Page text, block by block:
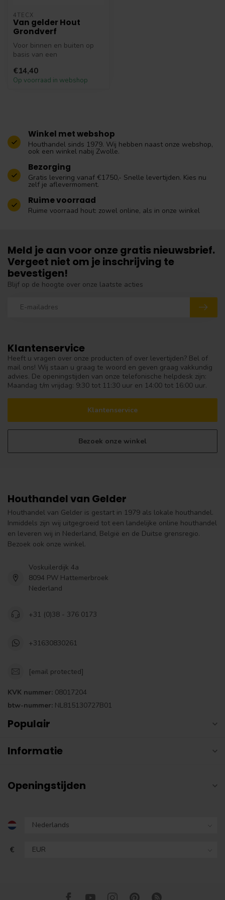
4TECX
Van gelder Hout
Grondverf
Voor binnen en buiten op
basis van een
alkydhars-combinatie
ben...
€14,40
Op voorraad in webshop
Winkel met webshop
Houthandel sinds 1979. Wij hebben naast onze webshop,
ook een winkel nabij Zwolle.
Bezorging
Gratis levering vanaf €1750,- Snelle levertijden. Kies nu
zelf je aflevermoment.
Ruime voorraad
Ruime voorraad hout: zowel online, als in onze winkel
Klantenservice
Heeft u vragen over onze producten of over levertijden? Bel of
mail ons! Wij staan u graag te woord en geven graag vakkundig
advies. De openingstijden van onze telefonische helpdesk zijn:
Maandag t/m vrijdag: 9:30 tot 11:30 uur en 14:00 tot 16:00 uur.
Klantenservice
Bezoek onze winkel
Meld je aan voor onze gratis nieuwsbrief.
Vergeet niet om je inschrijving te
bevestigen!
Blijf op de hoogte over onze laatste acties
Houthandel van Gelder
Houthandel van Gelder is gestart in 1979 als lokale houthandel.
Inmiddels zijn wij uitgegroeid tot een landelijke online houthandel
en leveren wij in Nederland, België en de Duitse grensregio.
Bezoek ook onze winkel.
Voskuilerdijk 4a
8094 PW Hattemerbroek
Nederland
+31 (0)38 - 376 0173
+31630830261
[email protected]
KVK nummer: 08017204
btw-nummer: NL815130727B01
Populair
Informatie
Openingstijden
€